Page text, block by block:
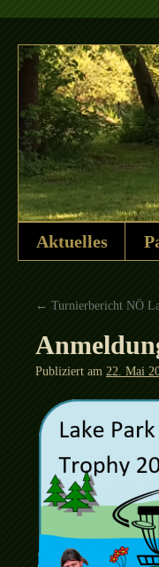
Springe
Aktuelles
← Turnierbericht NÖ
Publiziert am 22. Mai